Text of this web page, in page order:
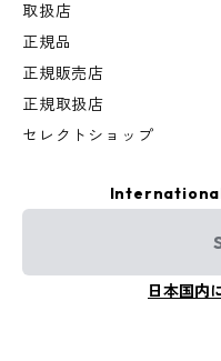
取扱店
正規品
正規販売店
正規取扱店
セレクトショップ
日本国内